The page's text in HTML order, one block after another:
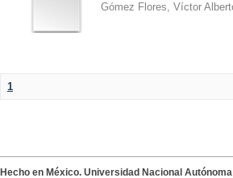
Gómez Flores, Víctor
1
Hecho en México. Universidad Nacional